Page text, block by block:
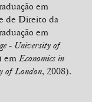
em
de Direito da
em
- University of
em Economics in
of London, 2008).